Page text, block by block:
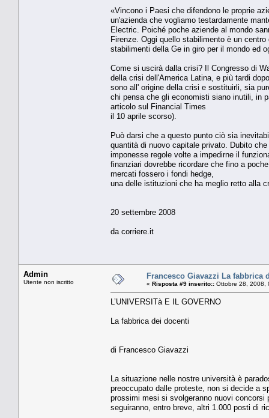
«Vincono i Paesi che difendono le proprie
un'azienda che vogliamo testardamente
Electric. Poiché poche aziende al mondo
Firenze. Oggi quello stabilimento è un
stabilimenti della Ge in giro per il mondo ed
Come si uscirà dalla crisi? Il Congresso di
della crisi dell'America Latina, e più tardi
sono all' origine della crisi e sostituirli, sia
chi pensa che gli economisti siano inutili, in
articolo sul Financial Times
il 10 aprile scorso).
Può darsi che a questo punto ciò sia
quantità di nuovo capitale privato. Dubito
imponesse regole volte a impedirne il
finanziari dovrebbe ricordare che fino a
mercati fossero i fondi hedge,
una delle istituzioni che ha meglio retto alla
20 settembre 2008
da corriere.it
Admin
Utente non iscritto
Francesco Giavazzi La fabbrica
« Risposta #9 inserito:: Ottobre 28, 2008,
L’UNIVERSITà E IL GOVERNO
La fabbrica dei docenti
di Francesco Giavazzi
La situazione nelle nostre università è
preoccupato dalle proteste, non si decide a
prossimi mesi si svolgeranno nuovi
seguiranno, entro breve, altri 1.000 posti di